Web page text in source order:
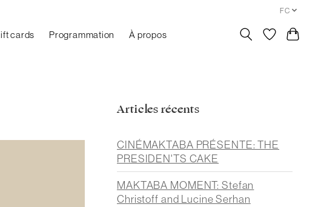
FC
cards Programmation À propos
Articles récents
CINÉMAKTABA PRÉSENTE: THE
PRESIDEN'TS CAKE
MAKTABA MOMENT: Stefan
Christoff and Lucine Serhan